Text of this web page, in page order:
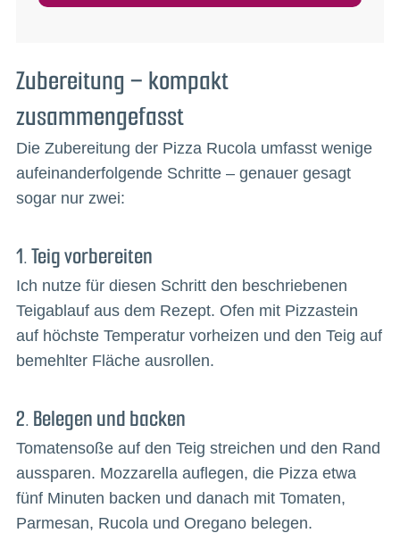
Zubereitung – kompakt
zusammengefasst
Die Zubereitung der Pizza Rucola umfasst wenige
aufeinanderfolgende Schritte – genauer gesagt
sogar nur zwei:
1. Teig vorbereiten
Ich nutze für diesen Schritt den beschriebenen
Teigablauf aus dem Rezept. Ofen mit Pizzastein
auf höchste Temperatur vorheizen und den Teig auf
bemehlter Fläche ausrollen.
2. Belegen und backen
Tomatensoße auf den Teig streichen und den Rand
aussparen. Mozzarella auflegen, die Pizza etwa
fünf Minuten backen und danach mit Tomaten,
Parmesan, Rucola und Oregano belegen.